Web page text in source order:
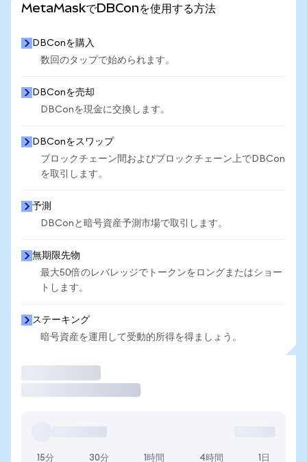
MetaMaskでDBConを使用する方法
DBConを購入
数回のタップで始められます。
DBConを売却
DBConを現金に交換します。
DBConをスワップ
ブロックチェーン間およびブロックチェーン上でDBCon
を取引します。
予測
DBConと暗号資産予測市場で取引します。
無期限先物
最大50倍のレバレッジでトークンをロングまたはショー
トします。
ステーキング
暗号資産を運用して受動的所得を得ましょう。
15分 30分 1時間 4時間 1日